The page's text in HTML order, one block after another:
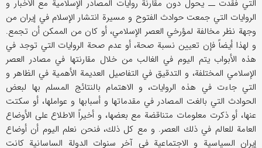
التي فقدت ــ يحول دون مقارنة روايات المصادر الإسلامية مع الأخبار و
الروايات التي جمعت حوادث الفتوح و مسيرة انتشار الإسلام في إيران من
وجهة نظر مخالفة لمؤرخي العصر الإسلامي، أو كان من الممكن أن تجمع.
و لهذا أيضاً فإن تعيين نسبة صحة، أو عدم صحة الروايات التي توجد في
هذه الأبواب يتم اليوم في الغالب من خلال مقارنتها في مصادر العصر
الإسلامي المختلفة، و التدقيق في التفاصيل العديمة الأهمية في الظاهر و
التي جاءت في هذه الروايات، و الاهتمام بالنتائج المسلم بها لبعض
الحوادث التي بالغت المصادر في مقدماتها و أسبابها و عواملها، أو سكتت
عنها، أو ذكرت معلومات متناقضة مع بعضها، و أخيراً الاطلاع على الأوضاع
العامة للعالم في ذلك العصر. و مع كل ذلك، فنحن نعلم اليوم أن أوضاع
إيران السياسية و الاجتماعية في آخر سنوات الدولة الساسانية كانت